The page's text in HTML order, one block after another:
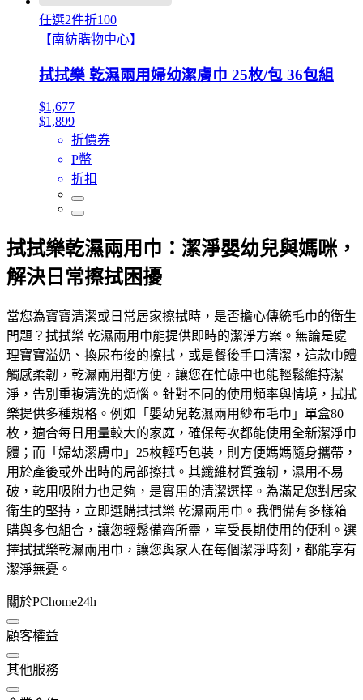
任選2件折100
【南紡購物中心】
拭拭樂 乾濕兩用婦幼潔膚巾 25枚/包 36包組
$1,677
$1,899
折價券
P幣
折扣
拭拭樂乾濕兩用巾：潔淨嬰幼兒與媽咪，
解決日常擦拭困擾
當您為寶寶清潔或日常居家擦拭時，是否擔心傳統毛巾的衛生
問題？拭拭樂 乾濕兩用巾能提供即時的潔淨方案。無論是處
理寶寶溢奶、換尿布後的擦拭，或是餐後手口清潔，這款巾體
觸感柔韌，乾濕兩用都方便，讓您在忙碌中也能輕鬆維持潔
淨，告別重複清洗的煩惱。針對不同的使用頻率與情境，拭拭
樂提供多種規格。例如「嬰幼兒乾濕兩用紗布毛巾」單盒80
枚，適合每日用量較大的家庭，確保每次都能使用全新潔淨巾
體；而「婦幼潔膚巾」25枚輕巧包裝，則方便媽媽隨身攜帶，
用於產後或外出時的局部擦拭。其纖維材質強韌，濕用不易
破，乾用吸附力也足夠，是實用的清潔選擇。為滿足您對居家
衛生的堅持，立即選購拭拭樂 乾濕兩用巾。我們備有多樣箱
購與多包組合，讓您輕鬆備齊所需，享受長期使用的便利。選
擇拭拭樂乾濕兩用巾，讓您與家人在每個潔淨時刻，都能享有
潔淨無憂。
關於PChome24h
顧客權益
其他服務